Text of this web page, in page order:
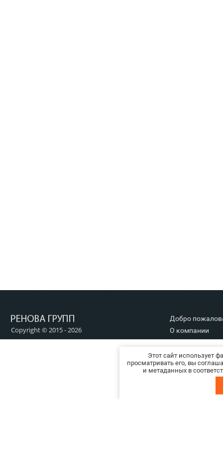
Этот сайт использует
просматривать его, вы
и метаданных в
Copyright © 2015 - 2026
Добро
О компании
Отзывы о нас
Политика